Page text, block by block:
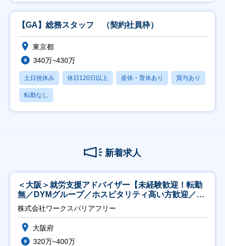
【GA】総務スタッフ （契約社員枠）
東京都
340万~430万
土日祝休み 休日120日以上 産休・育休あり 賞与あり
転勤なし
新着求人
＜大阪＞就労支援アドバイザー【未経験歓迎！転勤
無／DYMグループ／ホスピタリティ高い方歓迎／土
日祝】
株式会社ワークスバリアフリー
大阪府
320万~400万